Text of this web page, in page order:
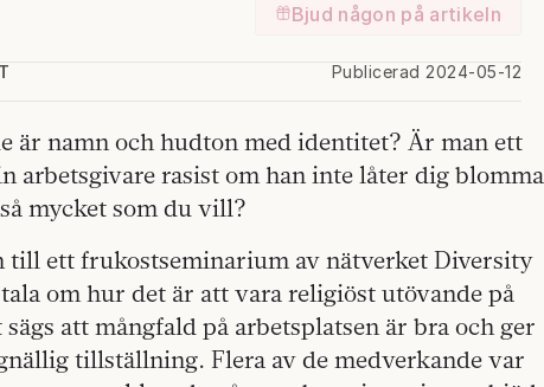
Bjud någon på artikeln
Publicerad 2024-05-12
är namn och hudton med identitet? Är man ett
arbetsgivare rasist om han inte låter dig blomma
mycket som du vill?
till ett frukostseminarium av nätverket Diversity
om hur det är att vara religiöst utövande på
att mångfald på arbetsplatsen är bra och ger
tillställning. Flera av de medverkande var